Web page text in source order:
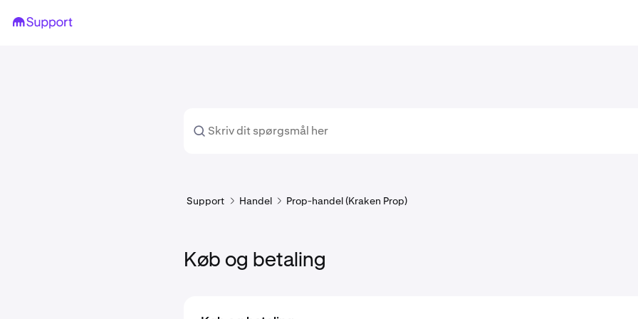
Support Handel Prop-handel (Kraken Prop)
Køb og betaling